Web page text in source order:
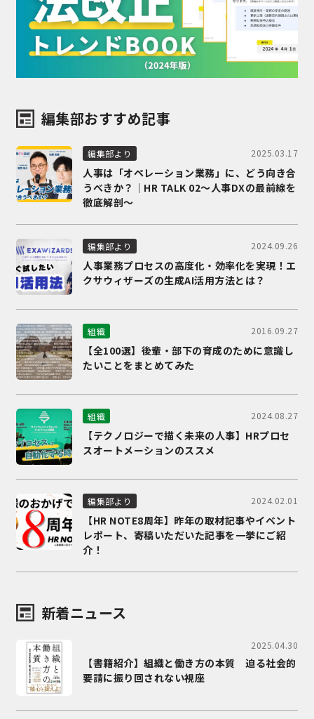
編集部おすすめ記事
編集部より 2025.03.17
人事は「オペレーション業務」に、どう向き合
うべきか？｜HR TALK 02～人事DXの最前線を
徹底解剖～
編集部より 2024.09.26
人事業務プロセスの高度化・効率化を実現！エ
クサウィザーズの生成AI活用方法とは？
組織 2016.09.27
【全100選】後輩・部下の育成のために意識し
たいことをまとめてみた
組織 2024.08.27
【テクノロジーで描く未来の人事】HRプロセ
スオートメーションのススメ
編集部より 2024.02.01
【HR NOTE8周年】昨年の取材記事やイベント
レポート、寄稿いただいた記事を一挙にご紹
介！
新着ニュース
2025.04.30
【書籍紹介】組織と働き方の本質 迫る社会的
要請に振り回されない視座